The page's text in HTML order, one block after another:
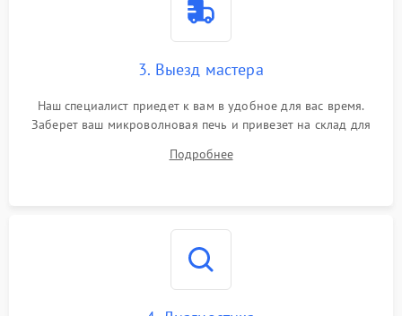
3. Выезд мастера
Наш специалист приедет к вам в удобное для вас время.
Заберет ваш микроволновая печь и привезет на склад для
Подробнее